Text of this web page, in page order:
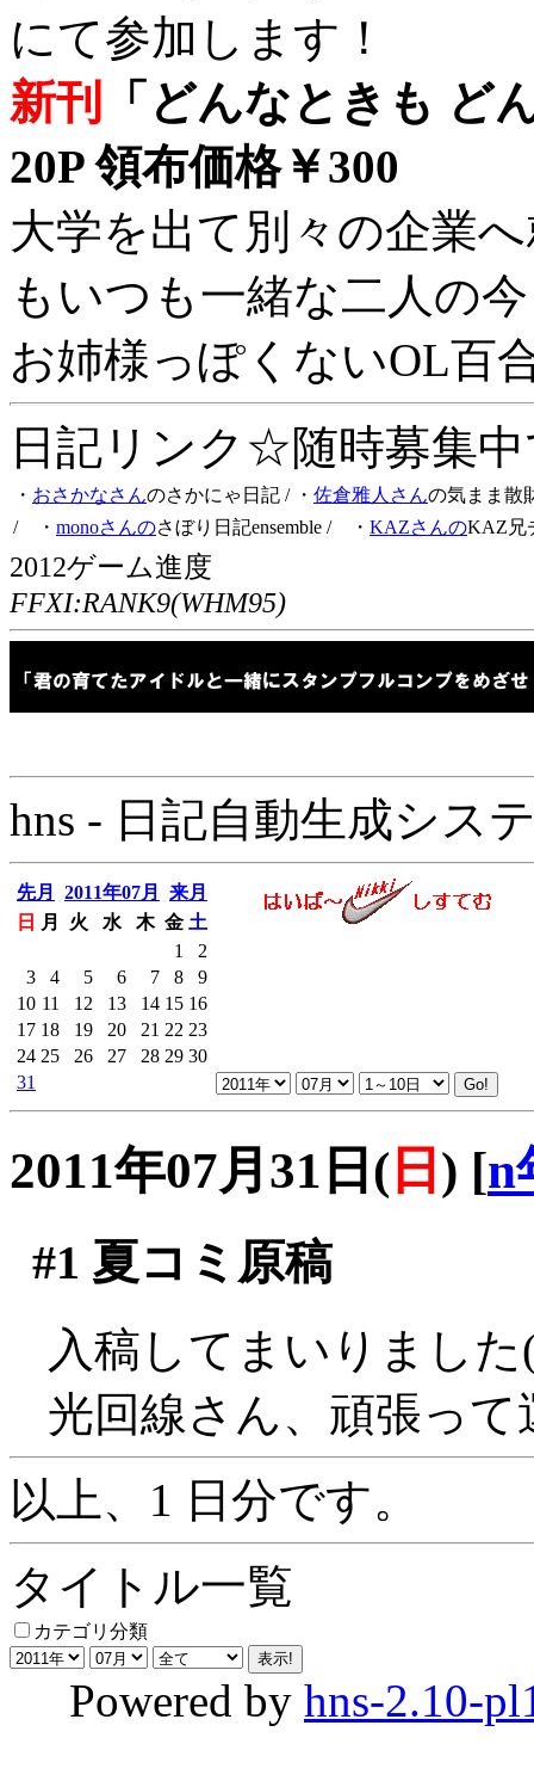
にて参加します！
新刊
「どんなときも ど
20P 領布価格￥300
大学を出て別々の企業
もいつも一緒な二人の
お姉様っぽくないOL百
日記リンク☆随時募集
・ おさかなさんのさかにゃ日記 / ・ 佐倉雅人さんの気まま散
/ ・ monoさんのさぼり日記ensemble / ・ KAZさんのKAZ兄
2012ゲーム進度
FFXI:RANK9(WHM95)
hns - 日記自動生成シス
先月 2011年07月
来月
日
月 火 水 木 金 土
1
2
3
4 5 6 7 8
9
10 11 12 13 14 15 16
17 18 19 20 21 22 23
24 25 26 27 28 29 30
31
2011年07月31日( 日 ) [n
#1 夏コミ原稿
入稿してまいりまし
光回線さん、頑張っ
以上、1 日分です。
タイトル一覧
カテゴリ分類
Powered by hns-2.10-